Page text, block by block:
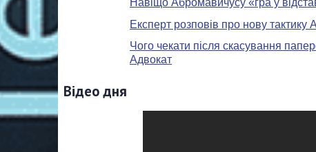
Навіщо Абромавичусу «гра у
Експерт розповів про нову
Чого чекати після скасування
Адвокат
Відео дня